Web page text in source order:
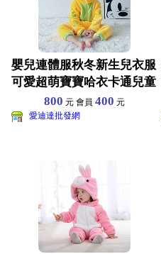
嬰兒連體服秋冬新生兒衣服
可愛超萌寶寶哈衣卡通兒童
睡衣爬服 尺寸70-1
800 元 會員 400 元
愛迪達批發網